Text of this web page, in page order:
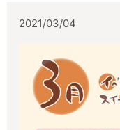
2021/03/04